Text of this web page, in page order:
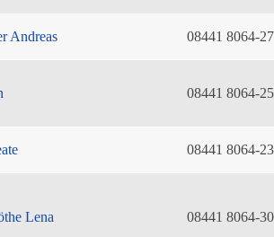
Andreas 08441 8064-27
08441 8064-25
08441 8064-23
Lena 08441 8064-30